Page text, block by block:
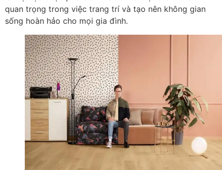
quan trọng trong việc trang trí và tạo nên không gian
sống hoàn hảo cho mọi gia đình.